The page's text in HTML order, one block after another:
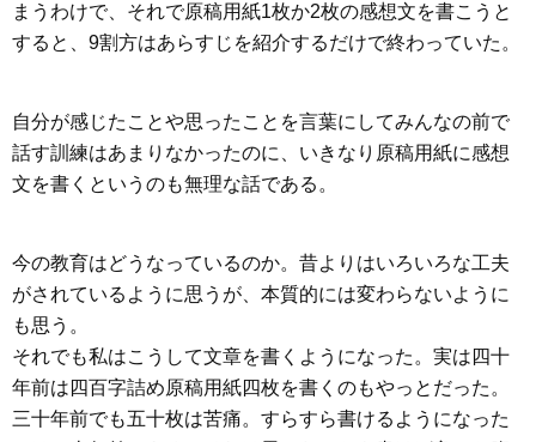
まうわけで、それで原稿用紙1枚か2枚の感想文を書こうと
すると、9割方はあらすじを紹介するだけで終わっていた。
自分が感じたことや思ったことを言葉にしてみんなの前で
話す訓練はあまりなかったのに、いきなり原稿用紙に感想
文を書くというのも無理な話である。
今の教育はどうなっているのか。昔よりはいろいろな工夫
がされているように思うが、本質的には変わらないように
も思う。
それでも私はこうして文章を書くようになった。実は四十
年前は四百字詰め原稿用紙四枚を書くのもやっとだった。
三十年前でも五十枚は苦痛。すらすら書けるようになった